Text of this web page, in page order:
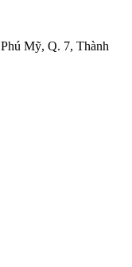
Mỹ, Q. 7, Thành